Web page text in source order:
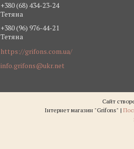
+380 (68) 434-23-24
Тетяна
+380 (96) 976-44-21
Тетяна
https://grifons.com.ua/
info.grifons@ukr.net
Сайт
Інтернет магазин "Grifons" |